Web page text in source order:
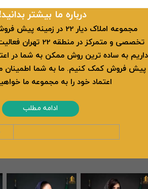
​​درباره ما بیشتر
مجموعه املاک دیار 22 در
تخصصی و متمرکز در
داریم به ساده ترین روش ممکن به شما در
پیش فروش کمک کنیم. ما به شما
اعتماد خود را به مجموعه ما
ادامه مطلب